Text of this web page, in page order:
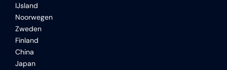
IJsland
Noorwegen
Zweden
Finland
China
Japan